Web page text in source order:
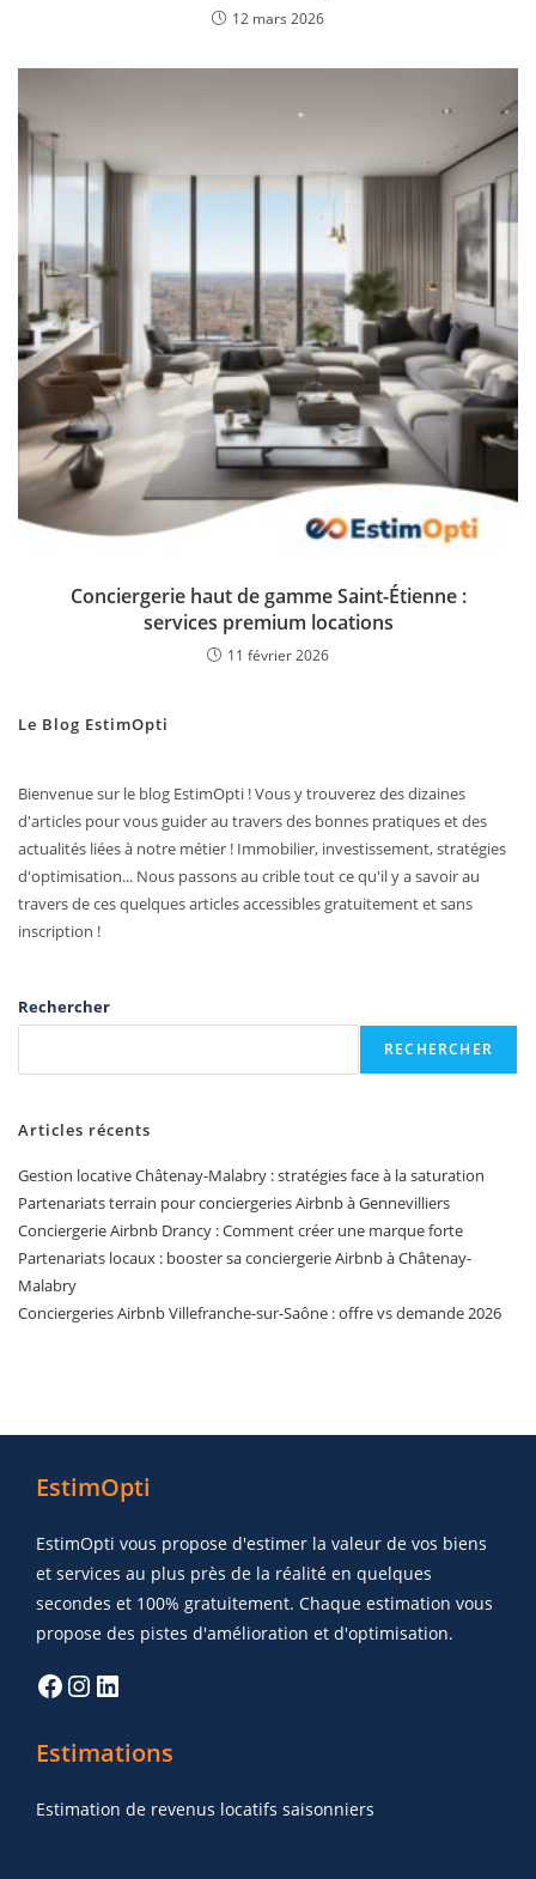
12 mars 2026
Conciergerie haut de gamme Saint-Étienne :
services premium locations
11 février 2026
Le Blog EstimOpti
Bienvenue sur le blog EstimOpti ! Vous y trouverez des dizaines
d'articles pour vous guider au travers des bonnes pratiques et des
actualités liées à notre métier ! Immobilier, investissement, stratégies
d'optimisation... Nous passons au crible tout ce qu'il y a savoir au
travers de ces quelques articles accessibles gratuitement et sans
inscription !
Rechercher
RECHERCHER
Articles récents
Gestion locative Châtenay-Malabry : stratégies face à la saturation
Partenariats terrain pour conciergeries Airbnb à Gennevilliers
Conciergerie Airbnb Drancy : Comment créer une marque forte
Partenariats locaux : booster sa conciergerie Airbnb à Châtenay-
Malabry
Conciergeries Airbnb Villefranche-sur-Saône : offre vs demande 2026
EstimOpti
EstimOpti vous propose d'estimer la valeur de vos biens
et services au plus près de la réalité en quelques
secondes et 100% gratuitement. Chaque estimation vous
propose des pistes d'amélioration et d'optimisation.
Estimations
Estimation de revenus locatifs saisonniers